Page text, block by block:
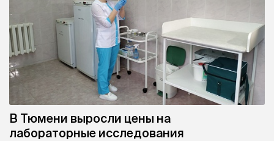
В Тюмени выросли цены на
лабораторные исследования